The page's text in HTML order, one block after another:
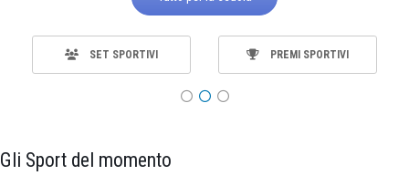
SET SPORTIVI PREMI SPORTIVI
Gli Sport del momento